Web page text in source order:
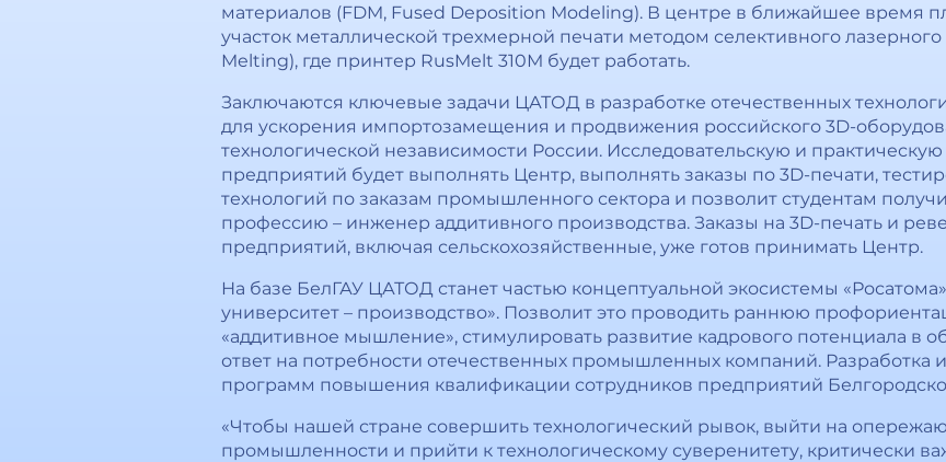
материалов (FDM, Fused Deposition Modeling). В центре в ближайшее время
участок металлической трехмерной печати методом селективного
Melting), где принтер RusMelt 310М будет работать.
Заключаются ключевые задачи ЦАТОД в разработке отечественных
для ускорения импортозамещения и продвижения российского 3D-
технологической независимости России. Исследовательскую и
предприятий будет выполнять Центр, выполнять заказы по 3D-печати,
технологий по заказам промышленного сектора и позволит студентам
профессию – инженер аддитивного производства. Заказы на 3D-печать и
предприятий, включая сельскохозяйственные, уже готов принимать Центр.
На базе БелГАУ ЦАТОД станет частью концептуальной экосистемы
университет – производство». Позволит это проводить раннюю
«аддитивное мышление», стимулировать развитие кадрового потенциала в
ответ на потребности отечественных промышленных компаний. Разработка
программ повышения квалификации сотрудников предприятий
«Чтобы нашей стране совершить технологический рывок, выйти на
промышленности и прийти к технологическому суверенитету, критически